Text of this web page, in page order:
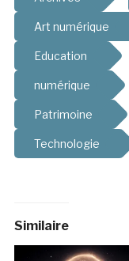
Art numérique
Education
numérique
Patrimoine
Technologie
Similaire